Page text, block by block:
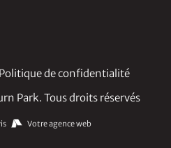
Politique de confidentialité
Park. Tous droits réservés
Votre agence web